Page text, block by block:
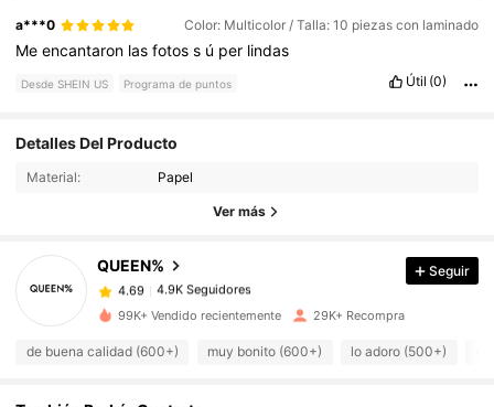
a***0 Color: Multicolor / Talla: 10 piezas con laminado
Meencantaron lasfotoss ú per lindas
Desde SHEIN US Programa de puntos Útil (0)
Detalles Del Producto
Material: Papel
Ver más
QUEEN%
4.69 4.9K Seguidores
4.9K Seguidores
4.69
4.9K Seguidores
4.69 4.9K Seguidores
Seguir
99K+ Vendido recientemente 29K+ Recompra
de buena calidad (600+) muy bonito (600+) lo adoro (500+)